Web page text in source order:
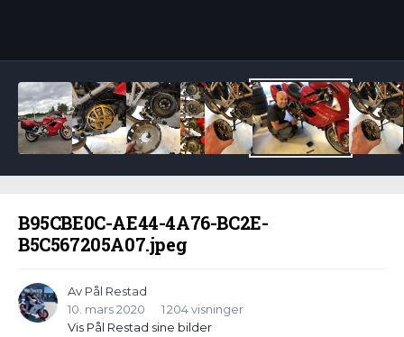
B95CBE0C-AE44-4A76-BC2E-
B5C567205A07.jpeg
Av Pål Restad
10. mars 2020
1 204 visninger
Vis Pål Restad sine bilder